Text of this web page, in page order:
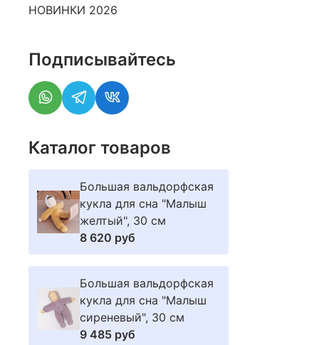
НОВИНКИ 2026
Подписывайтесь
Каталог товаров
Большая вальдорфская
кукла для сна "Малыш
желтый", 30 см
8 620 руб
Большая вальдорфская
кукла для сна "Малыш
сиреневый", 30 см
9 485 руб